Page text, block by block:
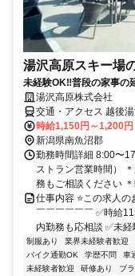
湯沢高原スキー場
未経験OK‼普段の家事の
湯沢高原株式会社
交通・アクセス 越後
時給1,150円～1,200円
新潟県南魚沼郡
勤務時間詳細 8:00〜
ストラン営業時間）
務もご相談ください
仕事内容 ⭐この求人
￣￣￣￣￣￣ ✅時給
内勤務も応相談 ✅未
制服あり 業界未経験者歓迎
バイク通勤OK
学歴不問 車
未経験者歓迎
研修あり ブ